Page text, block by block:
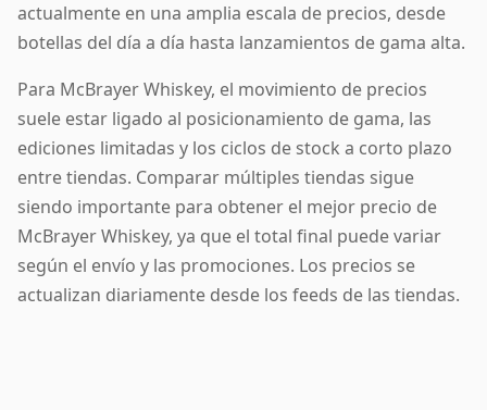
actualmente en una amplia escala de precios, desde
botellas del día a día hasta lanzamientos de gama alta.
Para McBrayer Whiskey, el movimiento de precios
suele estar ligado al posicionamiento de gama, las
ediciones limitadas y los ciclos de stock a corto plazo
entre tiendas. Comparar múltiples tiendas sigue
siendo importante para obtener el mejor precio de
McBrayer Whiskey, ya que el total final puede variar
según el envío y las promociones. Los precios se
actualizan diariamente desde los feeds de las tiendas.